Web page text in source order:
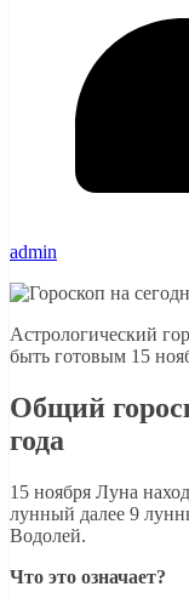
admin
Астрологический
быть готовым 15
Общий
года
15 ноября Луна
лунный далее 9
Водолей.
Что это означает?